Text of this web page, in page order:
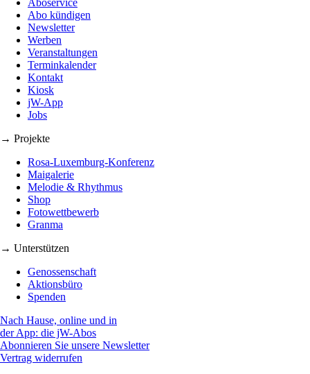
Aboservice
Abo kündigen
Newsletter
Werben
Veranstaltungen
Terminkalender
Kontakt
Kiosk
jW-App
Jobs
→ Projekte
Rosa-Luxemburg-Konferenz
Maigalerie
Melodie & Rhythmus
Shop
Fotowettbewerb
Granma
→ Unterstützen
Genossenschaft
Aktionsbüro
Spenden
Nach Hause, online und in
der App: die jW-Abos
Abonnieren Sie unsere Newsletter
Vertrag widerrufen